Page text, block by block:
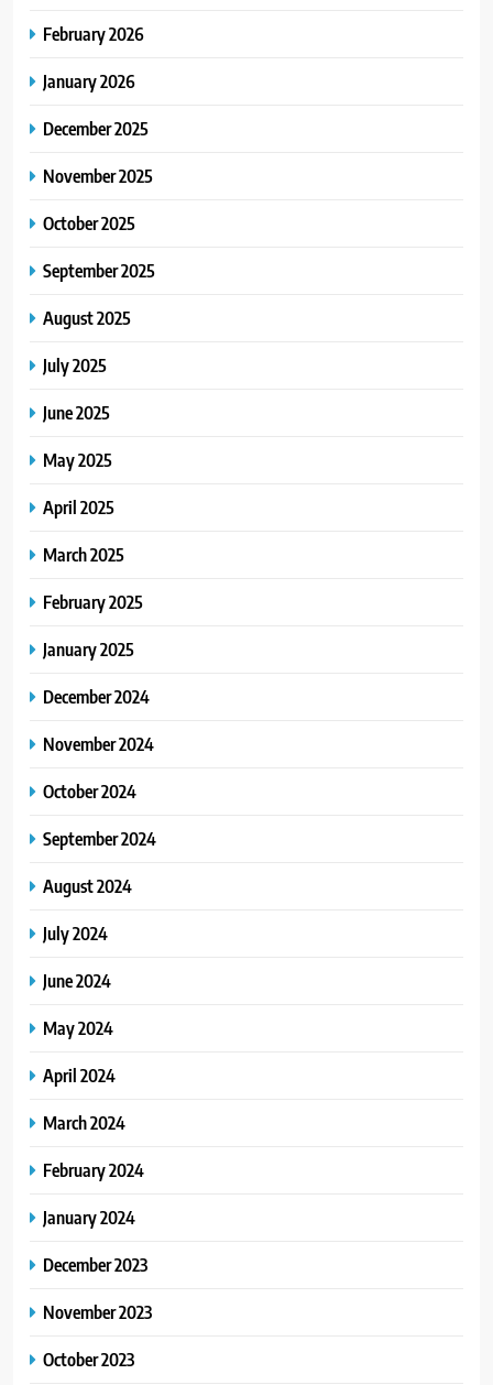
February 2026
January 2026
December 2025
November 2025
October 2025
September 2025
August 2025
July 2025
June 2025
May 2025
April 2025
March 2025
February 2025
January 2025
December 2024
November 2024
October 2024
September 2024
August 2024
July 2024
June 2024
May 2024
April 2024
March 2024
February 2024
January 2024
December 2023
November 2023
October 2023